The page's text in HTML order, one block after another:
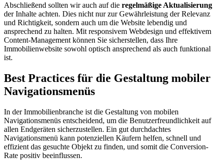
Abschließend sollten wir auch auf die regelmäßige Aktualisierung
der Inhalte achten. Dies nicht nur zur Gewährleistung der Relevanz
und Richtigkeit, sondern auch um die Website lebendig und
ansprechend zu halten. Mit responsivem Webdesign und effektivem
Content-Management können Sie sicherstellen, dass Ihre
Immobilienwebsite sowohl optisch ansprechend als auch funktional
ist.
Best Practices für die Gestaltung mobiler
Navigationsmenüs
In der Immobilienbranche ist die Gestaltung von mobilen
Navigationsmenüs entscheidend, um die Benutzerfreundlichkeit auf
allen Endgeräten sicherzustellen. Ein gut durchdachtes
Navigationsmenü kann potenziellen Käufern helfen, schnell und
effizient das gesuchte Objekt zu finden, und somit die Conversion-
Rate positiv beeinflussen.